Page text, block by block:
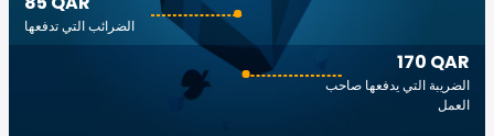
170 QAR
الضريبة التي يدفعها صاحب
العمل
الضرائب التي تدفعها